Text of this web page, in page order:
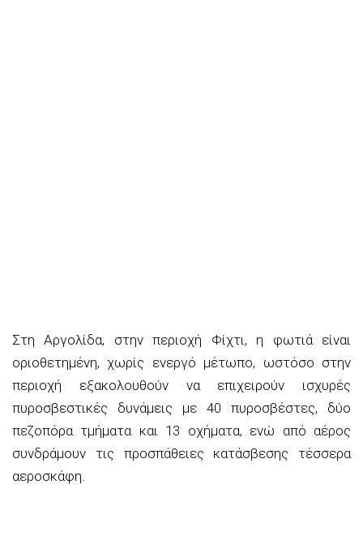
Στη Αργολίδα, στην περιοχή Φίχτι, η φωτιά είναι
οριοθετημένη, χωρίς ενεργό μέτωπο, ωστόσο στην
περιοχή εξακολουθούν να επιχειρούν ισχυρές
πυροσβεστικές δυνάμεις με 40 πυροσβέστες, δύο
πεζοπόρα τμήματα και 13 οχήματα, ενώ από αέρος
συνδράμουν τις προσπάθειες κατάσβεσης τέσσερα
αεροσκάφη.